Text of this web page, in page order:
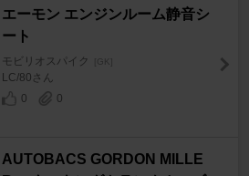
エーモン エンジンルーム静音シ
ート
モビリオスパイク [GK]
LC/80さん
0
0
AUTOBACS GORDON MILLE